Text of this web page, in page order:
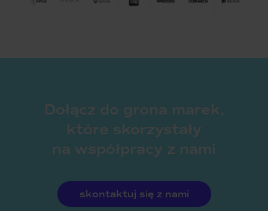
Dołącz do grona marek,
które skorzystały
na współpracy z nami
skontaktuj się z nami